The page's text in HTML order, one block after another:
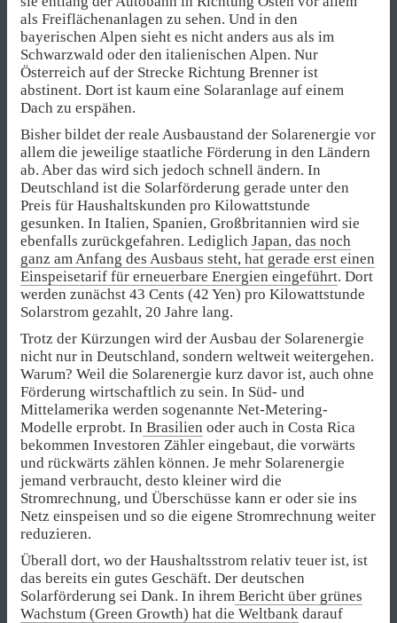
als Freiflächenanlagen zu sehen. Und in den
bayerischen Alpen sieht es nicht anders aus als im
Schwarzwald oder den italienischen Alpen. Nur
Österreich auf der Strecke Richtung Brenner ist
abstinent. Dort ist kaum eine Solaranlage auf einem
Dach zu erspähen.
Bisher bildet der reale Ausbaustand der Solarenergie vor
allem die jeweilige staatliche Förderung in den Ländern
ab. Aber das wird sich jedoch schnell ändern. In
Deutschland ist die Solarförderung gerade unter den
Preis für Haushaltskunden pro Kilowattstunde
gesunken. In Italien, Spanien, Großbritannien wird sie
ebenfalls zurückgefahren. Lediglich Japan, das noch
ganz am Anfang des Ausbaus steht, hat gerade erst einen
Einspeisetarif für erneuerbare Energien eingeführt. Dort
werden zunächst 43 Cents (42 Yen) pro Kilowattstunde
Solarstrom gezahlt, 20 Jahre lang.
Trotz der Kürzungen wird der Ausbau der Solarenergie
nicht nur in Deutschland, sondern weltweit weitergehen.
Warum? Weil die Solarenergie kurz davor ist, auch ohne
Förderung wirtschaftlich zu sein. In Süd- und
Mittelamerika werden sogenannte Net-Metering-
Modelle erprobt. In Brasilien oder auch in Costa Rica
bekommen Investoren Zähler eingebaut, die vorwärts
und rückwärts zählen können. Je mehr Solarenergie
jemand verbraucht, desto kleiner wird die
Stromrechnung, und Überschüsse kann er oder sie ins
Netz einspeisen und so die eigene Stromrechnung weiter
reduzieren.
Überall dort, wo der Haushaltsstrom relativ teuer ist, ist
das bereits ein gutes Geschäft. Der deutschen
Solarförderung sei Dank. In ihrem Bericht über grünes
Wachstum (Green Growth) hat die Weltbank darauf